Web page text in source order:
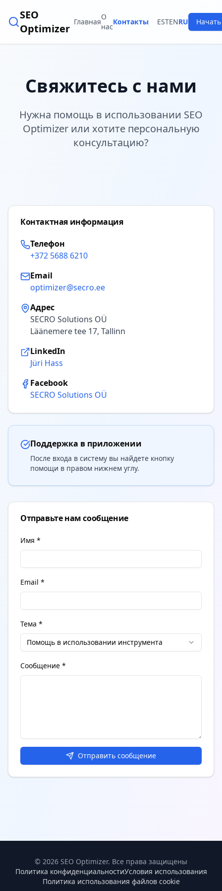
SEO
Optimizer
Главная
О
нас
Контакты ESTENRU
Свяжитесь с нами
Нужна помощь в использовании SEO
Optimizer или хотите персональную
консультацию?
Контактная информация
Телефон
+372 5688 6210
Email
optimizer@secro.ee
Адрес
SECRO Solutions OÜ
Läänemere tee 17, Tallinn
LinkedIn
Jüri Hass
Facebook
SECRO Solutions OÜ
Поддержка в приложении
После входа в систему вы найдете кнопку
помощи в правом нижнем углу.
Отправьте нам сообщение
Имя *
Email *
Тема *
Помощь в использовании инструмента
Сообщение *
Отправить сообщение
© 2026 SEO Optimizer. Все права защищены
Политика конфиденциальностиУсловия использования
Политика использования файлов cookie